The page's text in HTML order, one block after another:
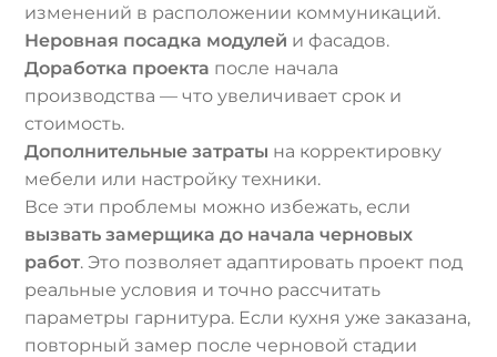
изменений в расположении коммуникаций.
Неровная посадка модулей и фасадов.
Доработка проекта после начала
производства — что увеличивает срок и
стоимость.
Дополнительные затраты на корректировку
мебели или настройку техники.
Все эти проблемы можно избежать, если
вызвать замерщика до начала черновых
работ. Это позволяет адаптировать проект под
реальные условия и точно рассчитать
параметры гарнитура. Если кухня уже заказана,
повторный замер после черновой стадии